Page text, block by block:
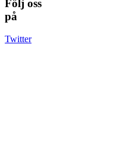
Följ oss
på
Twitter